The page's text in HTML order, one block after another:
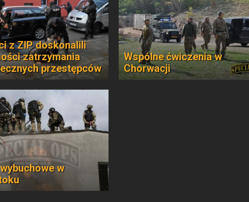
z ZIP doskonalili
zatrzymania
przestępców
Wspólne ćwiczenia w
Chorwacji
w